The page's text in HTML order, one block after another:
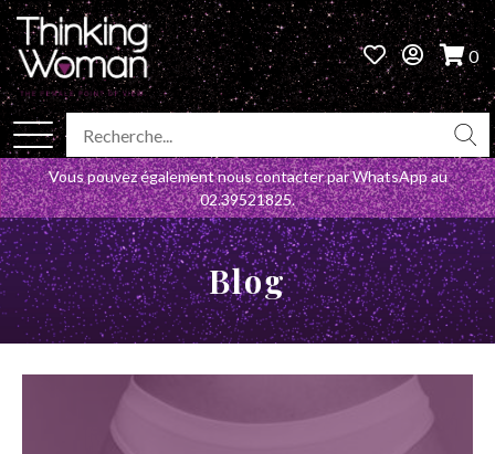
0
Vous pouvez également nous contacter par WhatsApp au
02.39521825.
Blog